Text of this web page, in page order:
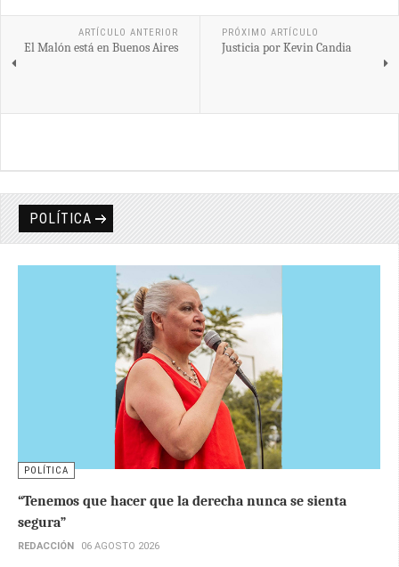
ARTÍCULO ANTERIOR
El Malón está en Buenos Aires
PRÓXIMO ARTÍCULO
Justicia por Kevin Candia
POLÍTICA
POLÍTICA
“Tenemos que hacer que la derecha nunca se sienta
segura”
REDACCIÓN 06 AGOSTO 2026